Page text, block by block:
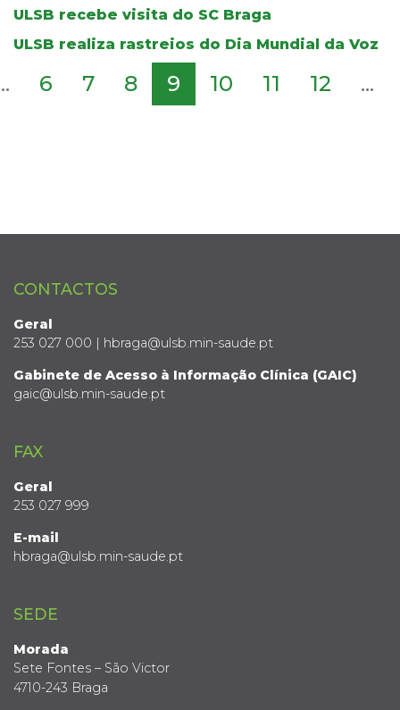
ULSB recebe visita do SC Braga
ULSB realiza rastreios do Dia Mundial da Voz
6 7 8 9 10 11 12 ...
CONTACTOS
Geral
253 027 000 | hbraga@ulsb.min-saude.pt
Gabinete de Acesso à Informação Clínica (GAIC)
gaic@ulsb.min-saude.pt
FAX
Geral
253 027 999
E-mail
hbraga@ulsb.min-saude.pt
SEDE
Morada
Sete Fontes – São Victor
4710-243 Braga